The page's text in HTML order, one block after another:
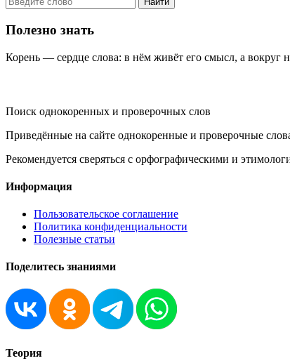
Полезно знать
Корень — сердце слова: в нём живёт его смысл, а вокруг
Поиск однокоренных и проверочных слов
Приведённые на сайте однокоренные и проверочные
Рекомендуется сверяться с орфографическими и
Информация
Пользовательское соглашение
Политика конфиденциальности
Полезные статьи
Поделитесь знаниями
Теория